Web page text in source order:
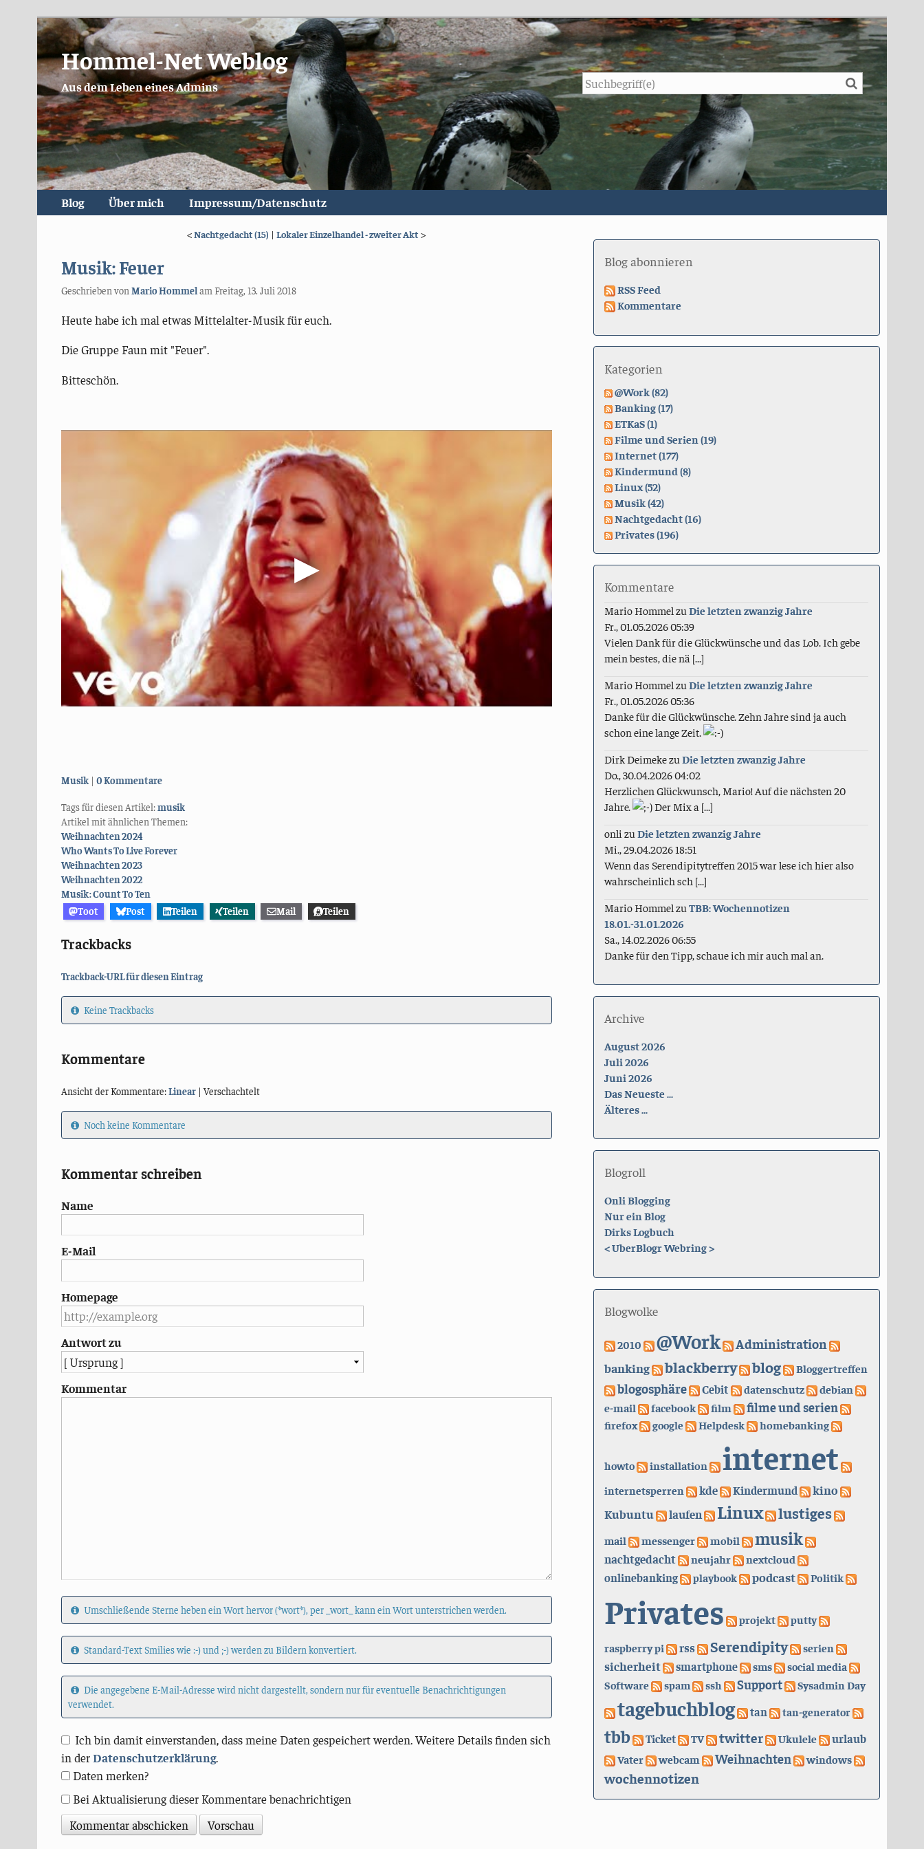
Hommel-Net Weblog
Aus dem Leben eines Admins Suche
Blog Über mich Impressum/Datenschutz
<Nachtgedacht (15) | Lokaler Einzelhandel - zweiter Akt >
Musik: Feuer
Geschrieben von Mario Hommelam Freitag, 13. Juli 2018
Heute habe ich mal etwas Mittelalter-Musik für euch.
Die Gruppe Faun mit "Feuer".
Bitteschön.
Kategorien:
Musik 0 Kommentare
Tags für diesen Artikel:musik
Artikel mit ähnlichen Themen:
Weihnachten 2024
Who Wants To Live Forever
Weihnachten 2023
Weihnachten 2022
Musik: Count To Ten
Toot
Post Teilen Teilen Mail Teilen
Trackbacks
Trackback-URL für diesen Eintrag
Keine Trackbacks
Kommentare
Ansicht der Kommentare:Linear| Verschachtelt
Noch keine Kommentare
Kommentar schreiben
Name
E-Mail
Homepage
Antwort zu
Kommentar
Umschließende Sterne heben ein Wort hervor (*wort*), per _wort_ kann ein Wort unterstrichen werden.
Standard-Text Smilies wie :-) und ;-) werden zu Bildern konvertiert.
Die angegebene E-Mail-Adresse wird nicht dargestellt, sondern nur für eventuelle Benachrichtigungen
verwendet.
Ich bin damit einverstanden, dass meine Daten gespeichert werden. Weitere Details finden sich
in derDatenschutzerklärung.
Daten merken?
Bei Aktualisierung dieser Kommentare benachrichtigen
Blog abonnieren
RSS Feed
Kommentare
Kategorien
@Work (82)
Banking (17)
ETKaS (1)
Filme und Serien (19)
Internet (177)
Kindermund (8)
Linux (52)
Musik (42)
Nachtgedacht (16)
Privates (196)
Kommentare
Mario Hommel zuDie letzten zwanzig Jahre
Fr., 01.05.2026 05:39
Vielen Dank für die Glückwünsche und das Lob. Ich gebe
mein bestes, die nä [...]
Mario Hommel zuDie letzten zwanzig Jahre
Fr., 01.05.2026 05:36
Danke für die Glückwünsche. Zehn Jahre sind ja auch
schon eine lange Zeit.
Dirk DeimekezuDie letzten zwanzig Jahre
Do., 30.04.2026 04:02
Herzlichen Glückwunsch, Mario! Auf die nächsten 20
Jahre.
Der Mix a [...]
onli zuDie letzten zwanzig Jahre
Mi., 29.04.2026 18:51
Wenn das Serendipitytreffen 2015 war lese ich hier also
wahrscheinlich sch [...]
Mario Hommel zuTBB: Wochennotizen
18.01.-31.01.2026
Sa., 14.02.2026 06:55
Danke für den Tipp, schaue ich mir auch mal an.
Archive
August 2026
Juli 2026
Juni 2026
Das Neueste ...
Älteres ...
Blogroll
Onli Blogging
Nur ein Blog
Dirks Logbuch
<UberBlogr Webring>
Blogwolke
2010 @Work Administration
banking blackberry blog Bloggertreffen
blogosphäre Cebit datenschutz
debian
e-mail
facebook film filme und serien
firefox google Helpdesk homebanking
howto installation internet
internetsperren kde Kindermund
kino
Kubuntu
laufen Linux lustiges
mail messenger mobil musik
nachtgedacht neujahr nextcloud
onlinebanking playbook podcast Politik
Privates projekt putty
raspberry pi rss Serendipity serien
sicherheit smartphone sms
social media
Software
spam ssh Support Sysadmin Day
tagebuchblog tan tan-generator
tbb Ticket TV twitter Ukulele urlaub
Vater webcam Weihnachten windows
wochennotizen